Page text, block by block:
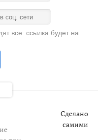
все: ссылка будет на
Сделано
самими